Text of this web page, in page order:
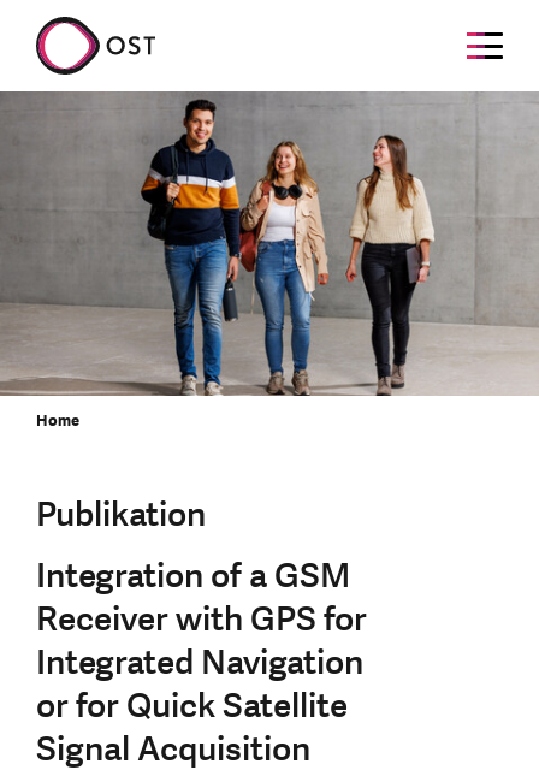
Home
Publikation
Integration of a GSM
Receiver with GPS for
Integrated Navigation
or for Quick Satellite
Signal Acquisition